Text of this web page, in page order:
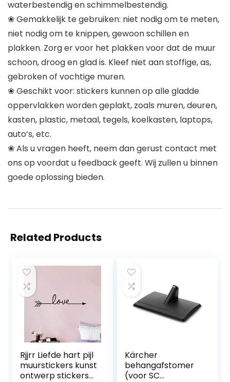
waterbestendig en schimmelbestendig.
❀ Gemakkelijk te gebruiken: niet nodig om te meten,
niet nodig om te knippen, gewoon schillen en
plakken. Zorg er voor het plakken voor dat de muur
schoon, droog en glad is. Kleef niet aan stoffige, as,
gebroken of vochtige muren.
❀ Geschikt voor: stickers kunnen op alle gladde
oppervlakken worden geplakt, zoals muren, deuren,
kasten, plastic, metaal, tegels, koelkasten, laptops,
auto’s, etc.
❀ Als u vragen heeft, neem dan gerust contact met
ons op voordat u feedback geeft. Wij zullen u binnen
goede oplossing bieden.
Related Products
Rjjrr Liefde hart pijl
muurstickers kunst
ontwerp stickers
Kärcher
behangafstomer
(voor SC